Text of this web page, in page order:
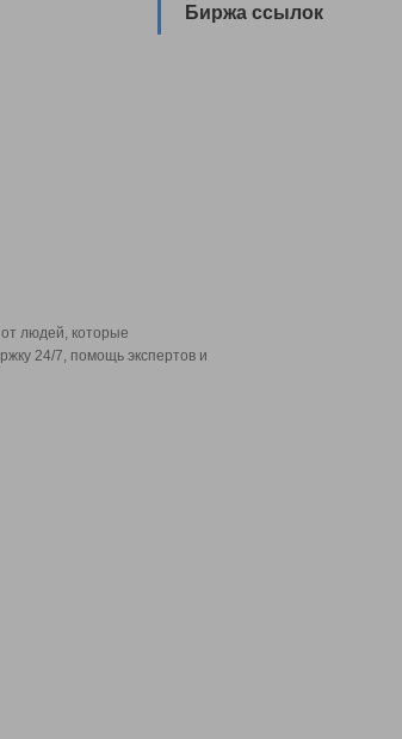
Биржа ссылок
людей, которые
24/7, помощь экспертов и